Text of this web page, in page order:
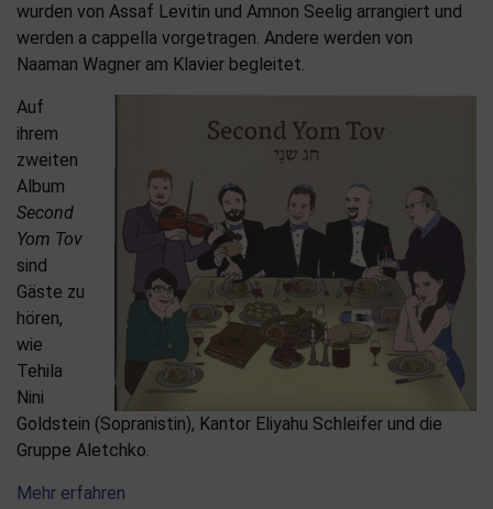
wurden von Assaf Levitin und Amnon Seelig arrangiert und
werden a cappella vorgetragen. Andere werden von
Naaman Wagner am Klavier begleitet.
Auf
ihrem
zweiten
Album
Second
Yom Tov
sind
Gäste zu
hören,
wie
Tehila
Nini
Goldstein (Sopranistin), Kantor Eliyahu Schleifer und die
Gruppe Aletchko.
Mehr erfahren